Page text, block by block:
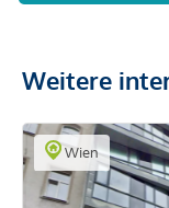
Weitere
Wien